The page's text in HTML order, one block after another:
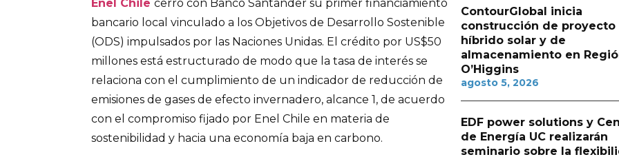
Enel Chile cerró con Banco Santander su primer financiamiento
bancario local vinculado a los Objetivos de Desarrollo Sostenible
(ODS) impulsados por las Naciones Unidas. El crédito por US$50
millones está estructurado de modo que la tasa de interés se
relaciona con el cumplimiento de un indicador de reducción de
emisiones de gases de efecto invernadero, alcance 1, de acuerdo
con el compromiso fijado por Enel Chile en materia de
sostenibilidad y hacia una economía baja en carbono.
ContourGlobal inicia
construcción de proyecto
híbrido solar y de
almacenamiento en
O’Higgins
agosto 5, 2026
EDF power solutions y
de Energía UC realizarán
seminario sobre la